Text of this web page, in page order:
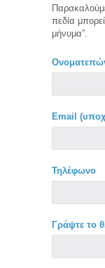
πεδία
μήνυμα”.
Εmail
Τηλέφωνο
Γράψτε το